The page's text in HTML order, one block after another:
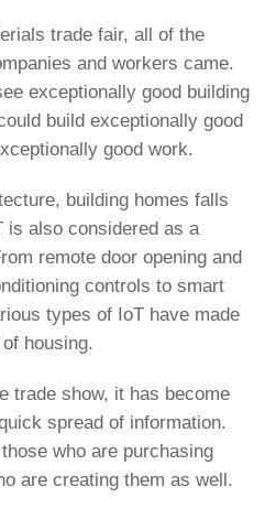
trade fair, all of the
and workers came.
exceptionally good building
build exceptionally good
good work.
building homes falls
is also considered as a
remote door opening and
controls to smart
types of IoT have made
housing.
trade show, it has become
spread of information.
who are purchasing
are creating them as well.